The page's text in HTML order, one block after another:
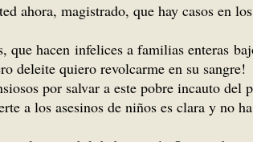
magistrado, que hay casos en
que hacen infelices a familias enteras
deleite quiero revolcarme en su sangre!
por salvar a este pobre incauto del
a los asesinos de niños es clara y no